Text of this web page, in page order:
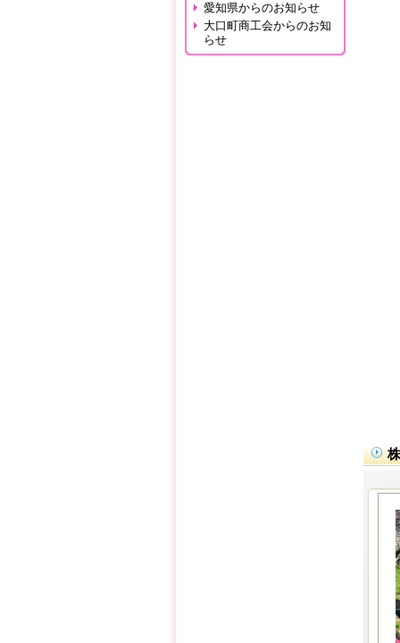
愛知県からのお知らせ
大口町商工会からのお知
らせ